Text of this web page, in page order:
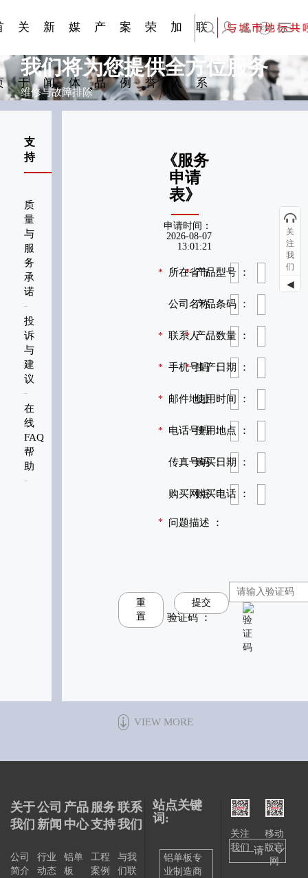
关
于
新
闻
媒
体
产
品
案
例
荣
誉
加
入
常见问题FAQ
联
系
English
我们将为您提供全方位服务
维修与故障排除
支
持
质
量
与
服
务
承
诺
投
诉
与
建
议
在
线
FAQ
帮
助
《服务
申请
表》
申请时间：
2026-08-07
13:01:21
* 所在省市 ：
* 产品型号 ：
公司名称 ：
产品条码 ：
* 联系人 ：
* 产品数量 ：
* 手机号码 ：
* 生产日期 ：
* 邮件地址 ：
使用时间 ：
* 电话号码 ：
使用地点 ：
传真号码 ：
购买日期 ：
购买网点 ：
购买电话 ：
* 问题描述 ：
* 验证码 ：
重
置
提交
VIEW MORE
关于
我们
公司
简介
公司
新闻
行业
动态
产品
中心
铝单
板
服务
支持
工程
案例
联系
我们
与我
们联
站点关键
词:
铝单板专
业制造商
关注
我们
移动
版官
网
——请
关
注
我
们
◀